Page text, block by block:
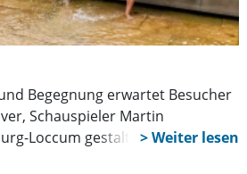
Begegnung erwartet Besucher
Schauspieler Martin
Loccum gestalten am 30. Mai
freiem Eintritt.